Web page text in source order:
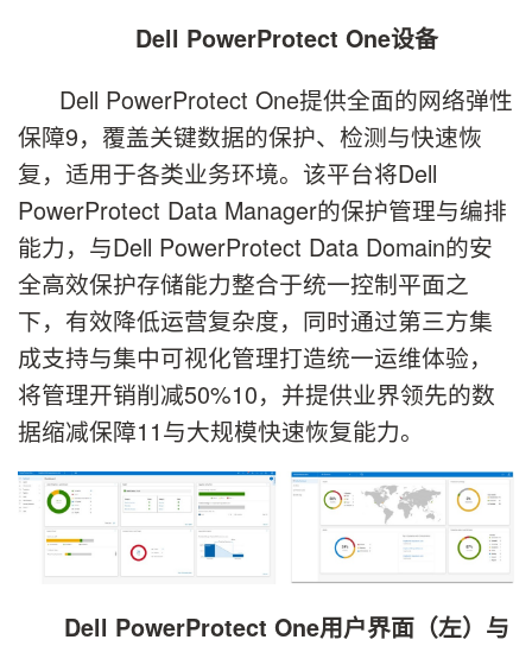
Dell PowerProtect One设备
Dell PowerProtect One提供全面的网络弹性
保障9，覆盖关键数据的保护、检测与快速恢
复，适用于各类业务环境。该平台将Dell
PowerProtect Data Manager的保护管理与编排
能力，与Dell PowerProtect Data Domain的安
全高效保护存储能力整合于统一控制平面之
下，有效降低运营复杂度，同时通过第三方集
成支持与集中可视化管理打造统一运维体验，
将管理开销削减50%10，并提供业界领先的数
据缩减保障11与大规模快速恢复能力。
Dell PowerProtect One用户界面（左）与